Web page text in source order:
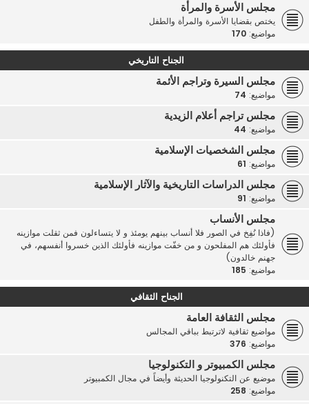
مجلس الأسرة والمرأة
يختص بقضايا الأسرة والمرأة والطفل
مواضيع: 170
الجناح التاريخي
مجلس السيرة وتراجم الأئمة
مواضيع: 74
مجلس تراجم أعلام الزيدية
مواضيع: 44
مجلس الشخصيات الإسلامية
مواضيع: 61
مجلس الدراسات التاريخية والآثار الإسلامية
مواضيع: 91
مجلس الأنساب
(فاذا نُفِخ في الصور فلا أنساب بينهم يومئذ و لا يتساءلون فمن ثقلت موازينه
فأولئك هم المفلحون و من خفّت موازينه فأولئك الذين خسروا أنفسهم، في
جهنم خالدون)
مواضيع: 185
الجناح الثقافي
مجلس الثقافة العامة
مواضيع ثقافية لاترتبط بباقي المجالس
مواضيع: 376
مجلس الكمبيوتر و التكنولوجيا
موضيع عن التكنولوجيا الحديثة وأيضاً في مجال الكمبيوتر
مواضيع: 258